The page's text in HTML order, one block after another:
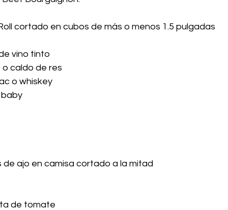
cortado en cubos de más o menos 1.5 pulgadas
vino tinto
caldo de res
o whiskey
ajo en camisa cortado a la mitad
de tomate